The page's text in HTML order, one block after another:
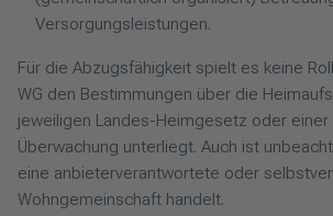
Versorgungsleistungen.
Für die Abzugsfähigkeit spielt es keine
WG den Bestimmungen über die
jeweiligen Landes-Heimgesetz oder
Überwachung unterliegt. Auch ist
eine anbieterverantwortete oder
Wohngemeinschaft handelt.